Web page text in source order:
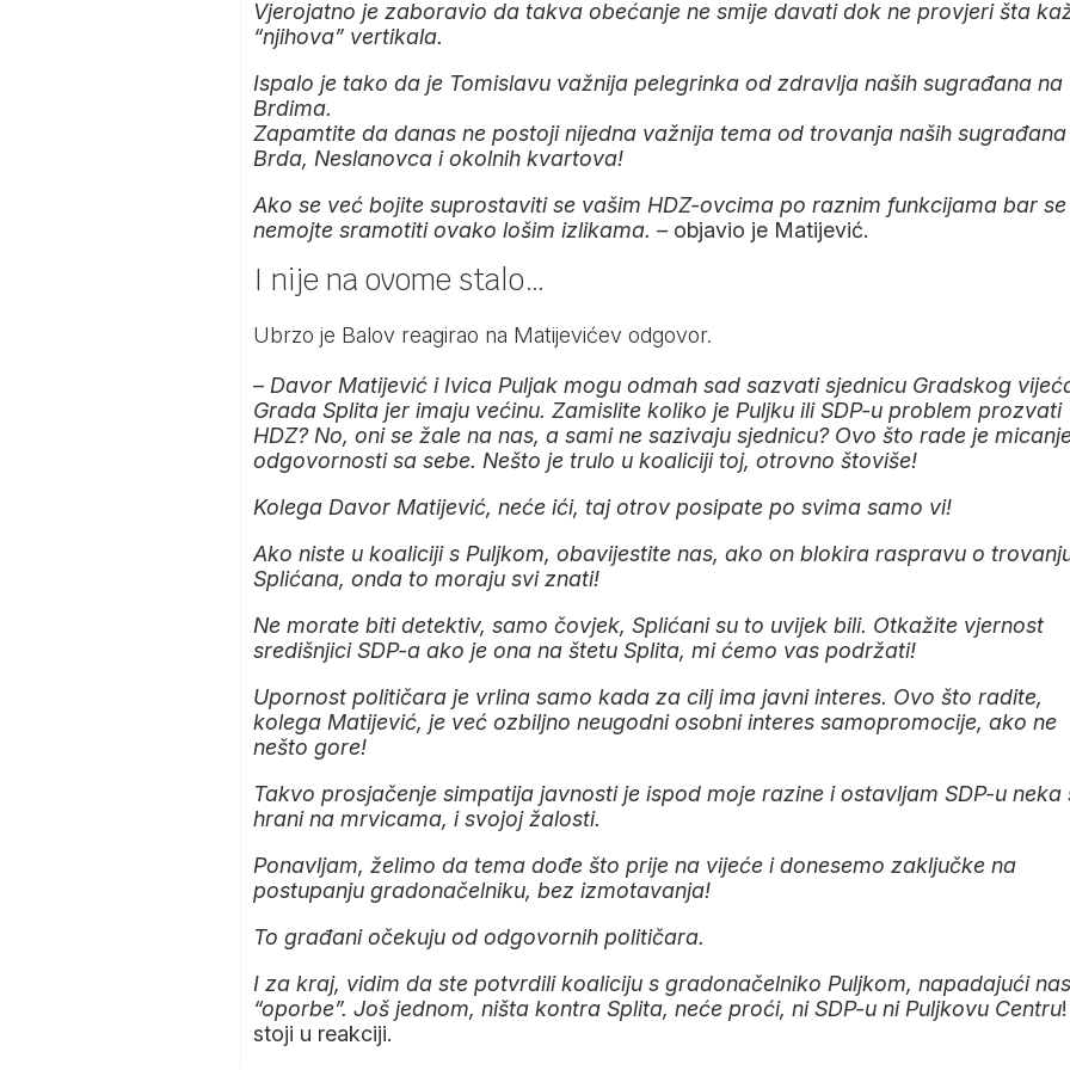
Vjerojatno je zaboravio da takva obećanje ne smije davati dok ne provjeri šta
“njihova” vertikala.
Ispalo je tako da je Tomislavu važnija pelegrinka od zdravlja naših sugrađana na
Brdima.
Zapamtite da danas ne postoji nijedna važnija tema od trovanja naših
Brda, Neslanovca i okolnih kvartova!
Ako se već bojite suprostaviti se vašim HDZ-ovcima po raznim funkcijama bar se
nemojte sramotiti ovako lošim izlikama. – objavio je Matijević.
I nije na ovome stalo…
Ubrzo je Balov reagirao na Matijevićev odgovor.
– Davor Matijević i Ivica Puljak mogu odmah sad sazvati sjednicu Gradskog
Grada Splita jer imaju većinu. Zamislite koliko je Puljku ili SDP-u problem prozvati
HDZ? No, oni se žale na nas, a sami ne sazivaju sjednicu? Ovo što rade je
odgovornosti sa sebe. Nešto je trulo u koaliciji toj, otrovno štoviše!
Kolega Davor Matijević, neće ići, taj otrov posipate po svima samo vi!
Ako niste u koaliciji s Puljkom, obavijestite nas, ako on blokira raspravu o
Splićana, onda to moraju svi znati!
Ne morate biti detektiv, samo čovjek, Splićani su to uvijek bili. Otkažite vjernost
središnjici SDP-a ako je ona na štetu Splita, mi ćemo vas podržati!
Upornost političara je vrlina samo kada za cilj ima javni interes. Ovo što radite,
kolega Matijević, je već ozbiljno neugodni osobni interes samopromocije, ako ne
nešto gore!
Takvo prosjačenje simpatija javnosti je ispod moje razine i ostavljam SDP-u neka
hrani na mrvicama, i svojoj žalosti.
Ponavljam, želimo da tema dođe što prije na vijeće i donesemo zaključke na
postupanju gradonačelniku, bez izmotavanja!
To građani očekuju od odgovornih političara.
I za kraj, vidim da ste potvrdili koaliciju s gradonačelniko Puljkom, napadajući
“oporbe”. Još jednom, ništa kontra Splita, neće proći, ni SDP-u ni Puljkovu Centru
stoji u reakciji.